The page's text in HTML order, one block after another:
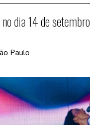
dia 14 de setembro
Paulo